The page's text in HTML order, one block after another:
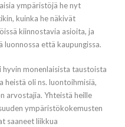
ympäristöjä he nyt
kuinka he näkivät
kiinnostavia asioita, ja
luonnossa että kaupungissa.
hyvin monenlaisista taustoista
heistä oli ns. luontoihmisiä,
arvostajia. Yhteistä heille
ympäristökokemusten
saaneet liikkua